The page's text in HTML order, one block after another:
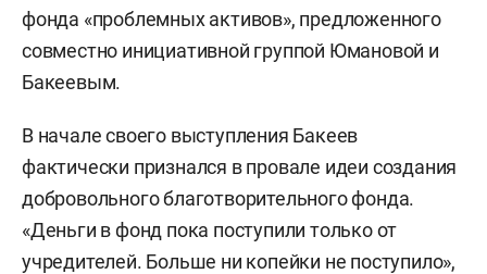
фонда «проблемных активов», предложенного
совместно инициативной группой Юмановой и
Бакеевым.
В начале своего выступления Бакеев
фактически признался в провале идеи создания
добровольного благотворительного фонда.
«Деньги в фонд пока поступили только от
учредителей. Больше ни копейки не поступило»,